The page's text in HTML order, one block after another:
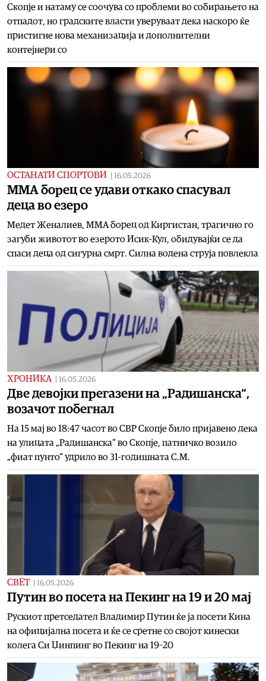
Скопје и натаму се соочува со проблеми во собирањето на
отпадот, но градските власти уверуваат дека наскоро ќе
пристигне нова механизација и дополнителни
контејнери со
ОСТАНАТИ СПОРТОВИ 16.05.2026
ММА борец се удави откако спасувал
деца во езеро
Медет Женалиев, ММА борец од Киргистан, трагично го
загуби животот во езерото Исик-Кул, обидувајќи се да
спаси деца од сигурна смрт. Силна водена струја повлекла
ХРОНИКА 16.05.2026
Две девојки прегазени на „Радишанска“,
возачот побегнал
На 15 мај во 18:47 часот во СВР Скопје било пријавено дека
на улицата „Радишанска“ во Скопје, патничко возило
„фиат пунто“ удрило во 31-годишната С.М.
СВЕТ 16.05.2026
Путин во посета на Пекинг на 19 и 20 мај
Рускиот претседател Владимир Путин ќе ја посети Кина
на официјална посета и ќе се сретне со својот кинески
колега Си Џинпинг во Пекинг на 19–20